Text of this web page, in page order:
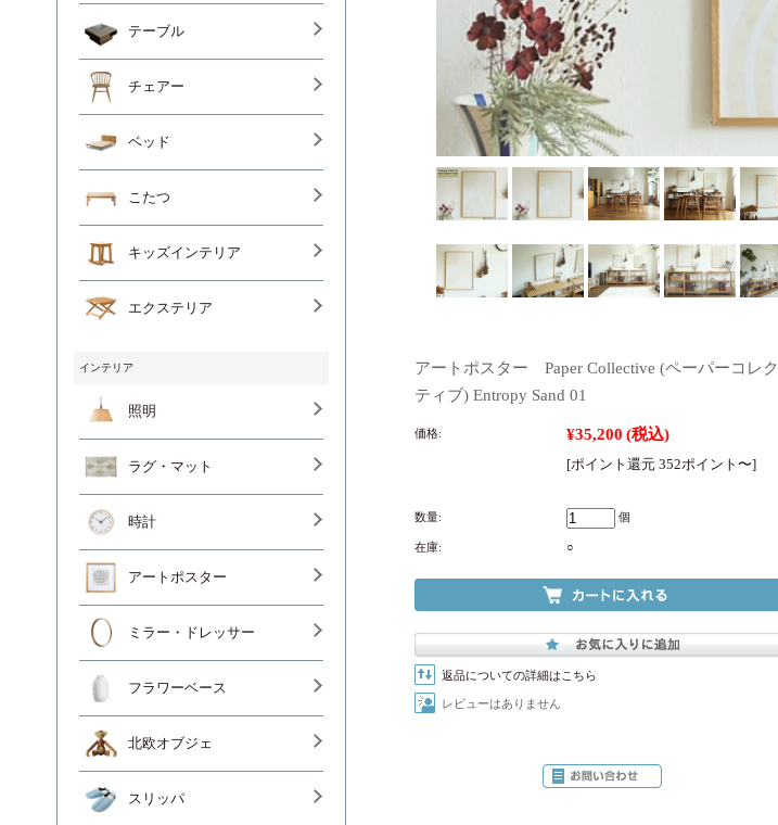
アートポスター Paper Collective (ペーパーコレク
ティブ) Entropy Sand 01
価格: ¥35,200 (税込)
[ポイント還元 352ポイント〜]
数量: 個
在庫: ○
返品についての詳細はこちら
レビューはありません
テーブル
チェアー
ベッド
こたつ
キッズインテリア
エクステリア
インテリア
照明
ラグ・マット
時計
アートポスター
ミラー・ドレッサー
フラワーベース
北欧オブジェ
スリッパ